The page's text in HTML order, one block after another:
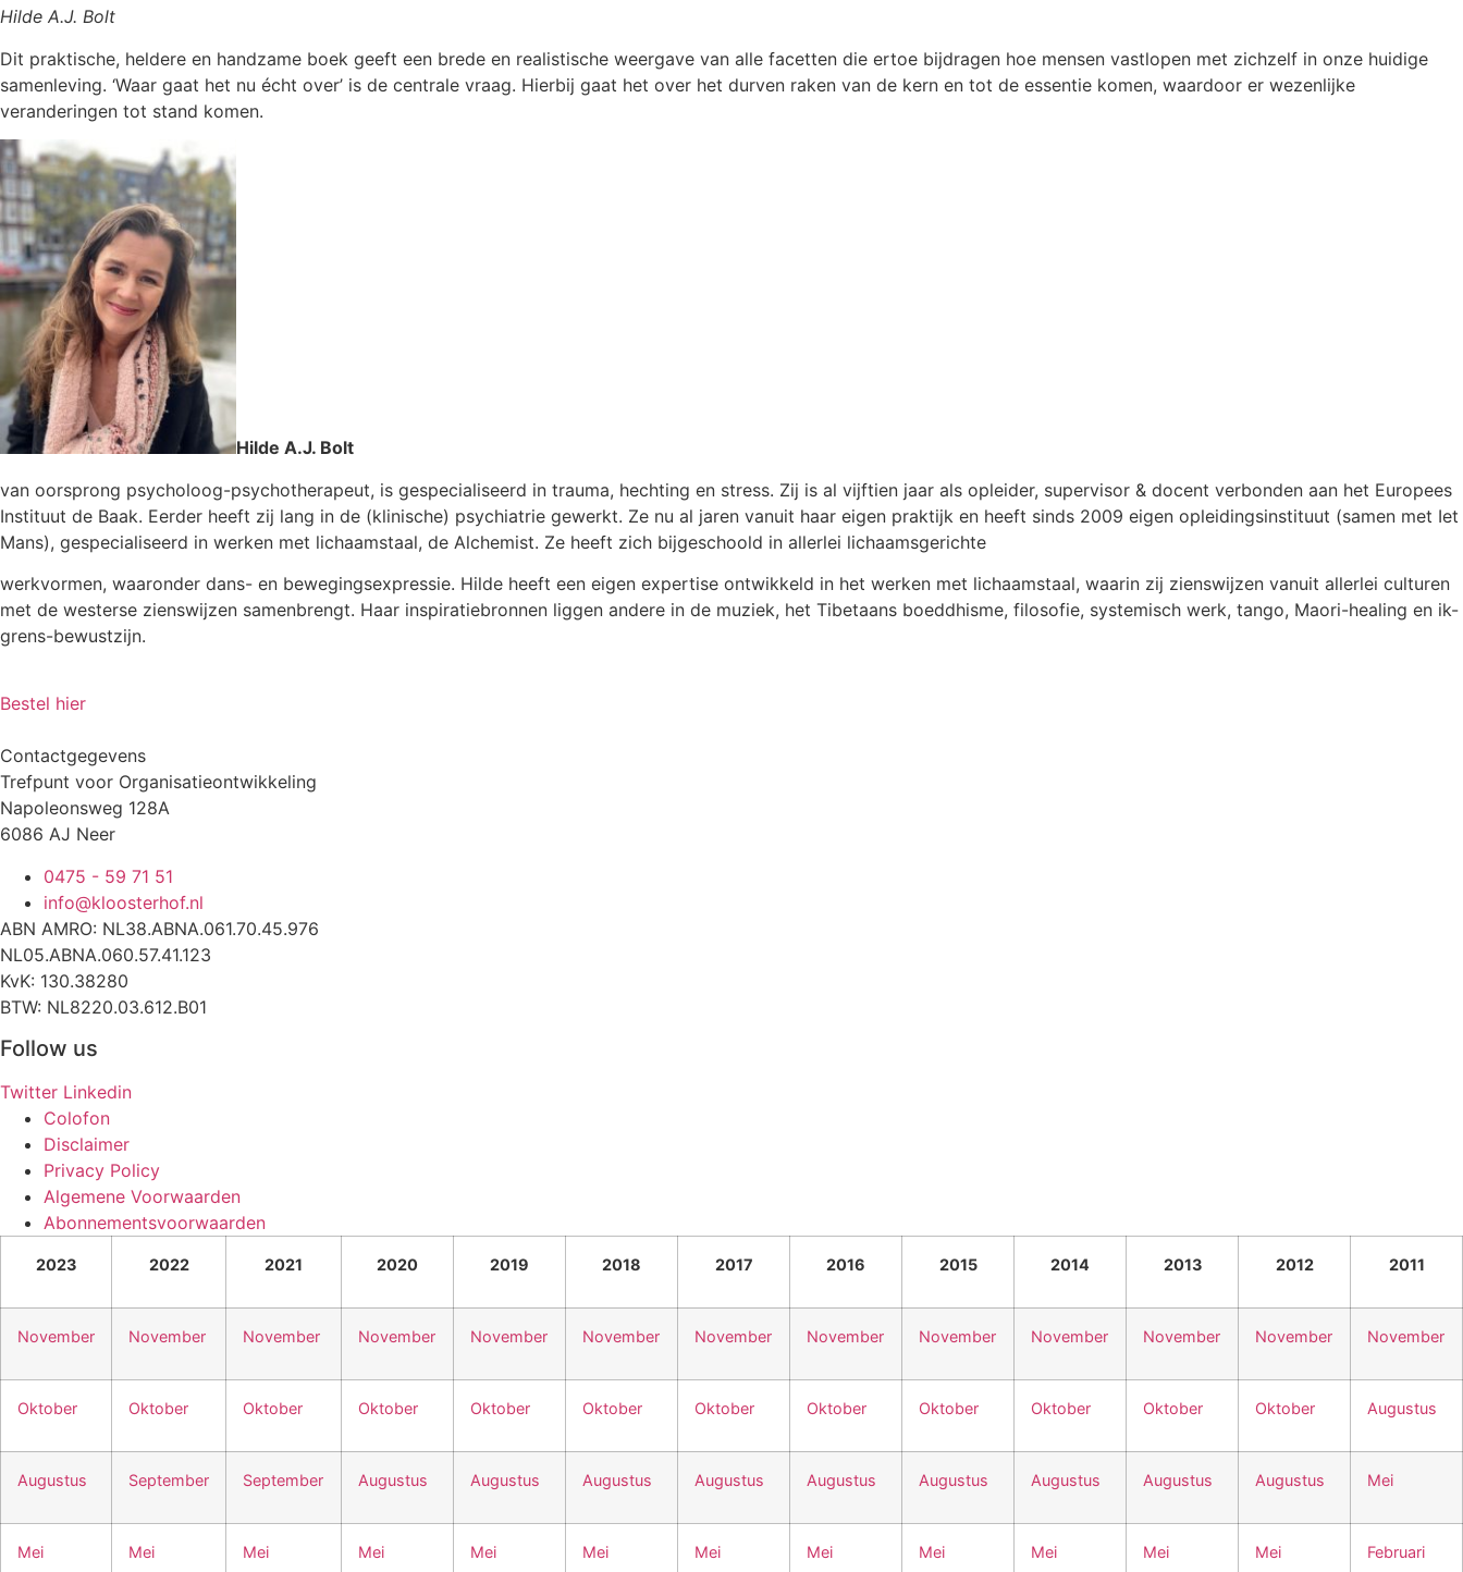
Hilde A.J. Bolt
Dit praktische, heldere en handzame boek geeft een brede en realistische weergave van alle facetten die ertoe bijdragen hoe mensen vastlopen met zichzelf in onze huidige
samenleving. ‘Waar gaat het nu écht over’ is de centrale vraag. Hierbij gaat het over het durven raken van de kern en tot de essentie komen, waardoor er wezenlijke
veranderingen tot stand komen.
Hilde A.J. Bolt
van oorsprong psycholoog-psychotherapeut, is gespecialiseerd in trauma, hechting en stress. Zij is al vijftien jaar als opleider, supervisor & docent verbonden aan het Europees
Instituut de Baak. Eerder heeft zij lang in de (klinische) psychiatrie gewerkt. Ze nu al jaren vanuit haar eigen praktijk en heeft sinds 2009 eigen opleidingsinstituut (samen met Iet
Mans), gespecialiseerd in werken met lichaamstaal, de Alchemist. Ze heeft zich bijgeschoold in allerlei lichaamsgerichte
werkvormen, waaronder dans- en bewegingsexpressie. Hilde heeft een eigen expertise ontwikkeld in het werken met lichaamstaal, waarin zij zienswijzen vanuit allerlei culturen
met de westerse zienswijzen samenbrengt. Haar inspiratiebronnen liggen andere in de muziek, het Tibetaans boeddhisme, filosofie, systemisch werk, tango, Maori-healing en ik-
grens-bewustzijn.
Bestel hier
Contactgegevens
Trefpunt voor Organisatieontwikkeling
Napoleonsweg 128A
6086 AJ Neer
0475 - 59 71 51
info@kloosterhof.nl
ABN AMRO: NL38.ABNA.061.70.45.976
NL05.ABNA.060.57.41.123
KvK: 130.38280
BTW: NL8220.03.612.B01
Follow us
Twitter Linkedin
Colofon
Disclaimer
Privacy Policy
Algemene Voorwaarden
Abonnementsvoorwaarden
2023 2022 2021 2020 2019 2018 2017 2016 2015 2014 2013 2012 2011
November November November November November November November November November November November November November
Oktober Oktober Oktober Oktober Oktober Oktober Oktober Oktober Oktober Oktober Oktober Oktober Augustus
Augustus September September Augustus Augustus Augustus Augustus Augustus Augustus Augustus Augustus Augustus Mei
Mei Mei Mei Mei Mei Mei Mei Mei Mei Mei Mei Mei Februari